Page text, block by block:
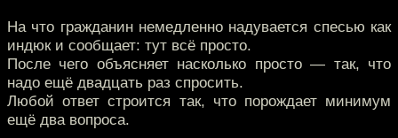
На что гражданин немедленно надувается спесью как
индюк и сообщает: тут всё просто.
После чего объясняет насколько просто — так, что
надо ещё двадцать раз спросить.
Любой ответ строится так, что порождает минимум
ещё два вопроса.